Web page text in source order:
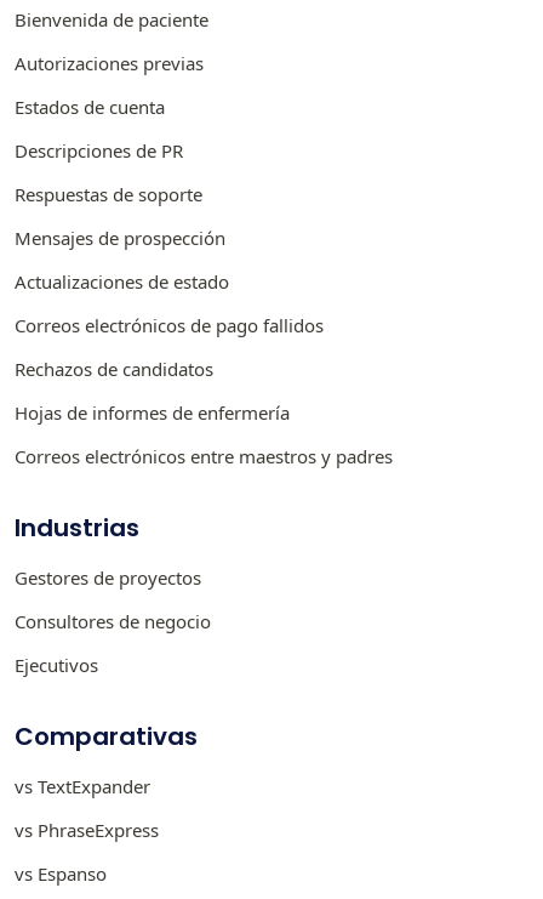
Bienvenida de paciente
Autorizaciones previas
Estados de cuenta
Descripciones de PR
Respuestas de soporte
Mensajes de prospección
Actualizaciones de estado
Correos electrónicos de pago fallidos
Rechazos de candidatos
Hojas de informes de enfermería
Correos electrónicos entre maestros y padres
Industrias
Gestores de proyectos
Consultores de negocio
Ejecutivos
Comparativas
vs TextExpander
vs PhraseExpress
vs Espanso